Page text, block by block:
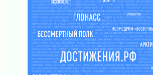
Генеральная репетиция
31 июля 2026
Открытое сердце и стремление
31 июля 2026
Давайте разберемся!
30 июля 2026